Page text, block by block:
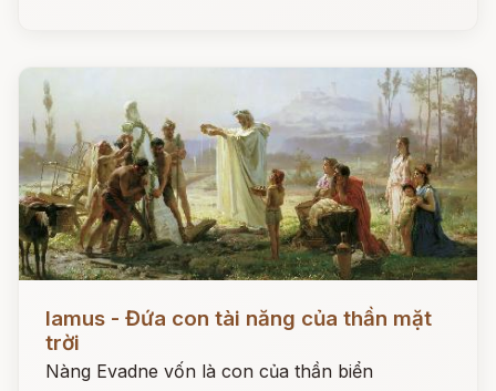
Iamus - Đứa con tài năng của thần mặt
trời
Nàng Evadne vốn là con của thần biển